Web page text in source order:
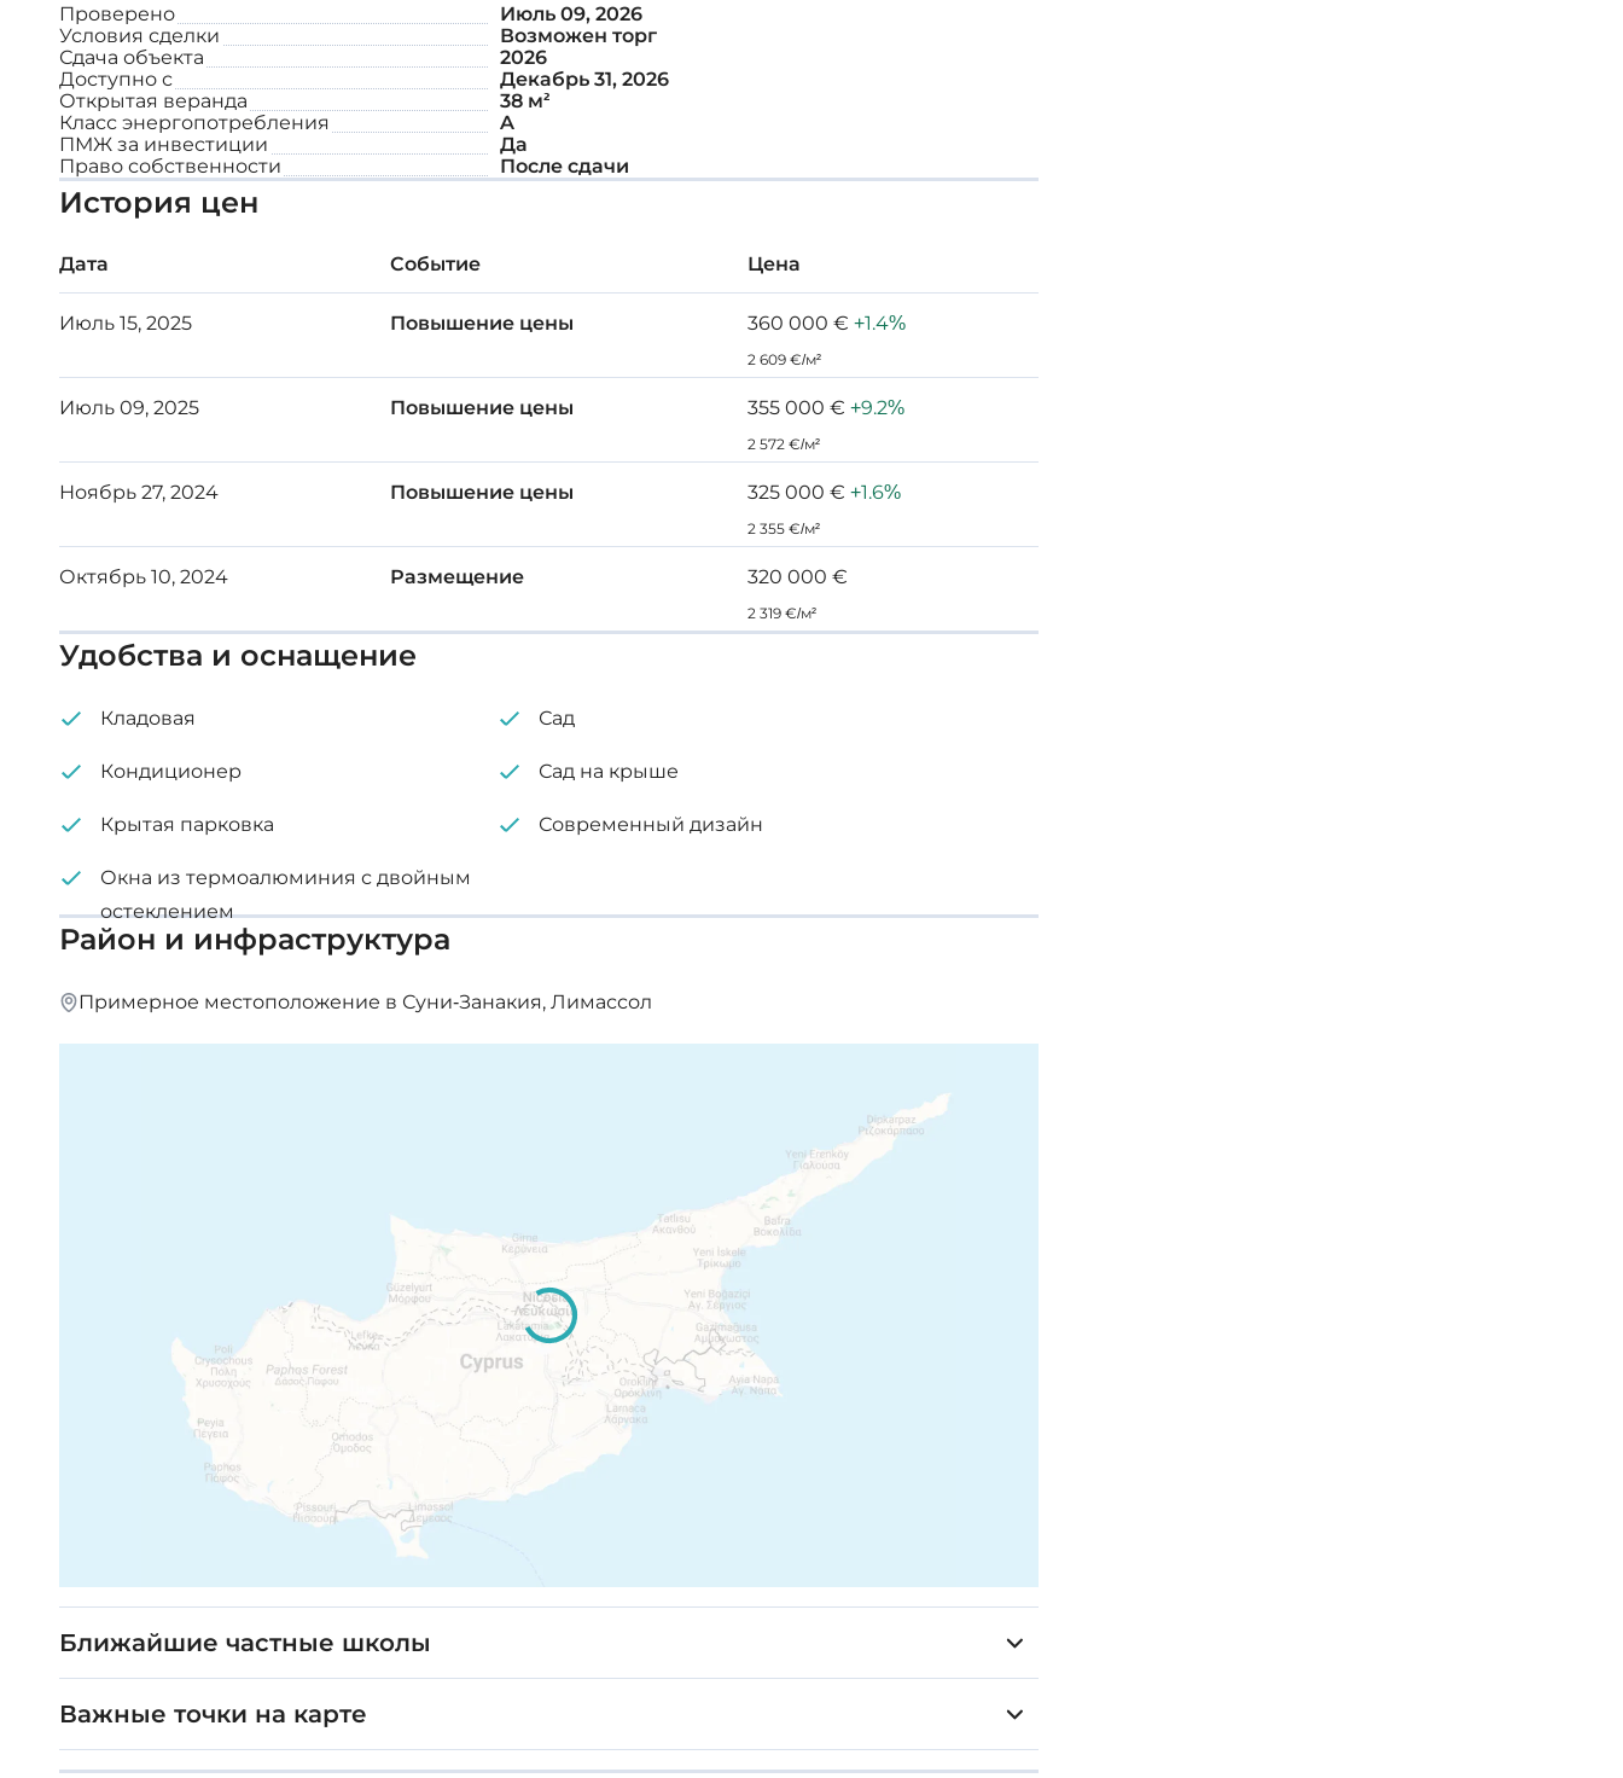
Дополнительные возможности:
Крытая парковка
Сад
Цена: €360,000 - 395,000 + НДС
Проверено
Июль 09, 2026
Условия сделки
Возможен торг
Сдача объекта
2026
Доступно с
Декабрь 31, 2026
Открытая веранда
38 м²
Класс энергопотребления
A
ПМЖ за инвестиции
Да
Право собственности
После сдачи
История цен
Дата Событие Цена
Июль 15, 2025 Повышение цены 360 000 € +1.4%
2 609 €/м²
Июль 09, 2025 Повышение цены 355 000 € +9.2%
2 572 €/м²
Ноябрь 27, 2024 Повышение цены 325 000 € +1.6%
2 355 €/м²
Октябрь 10, 2024 Размещение 320 000 €
2 319 €/м²
Удобства и оснащение
Кладовая
Кондиционер
Крытая парковка
Окна из термоалюминия с двойным
остеклением
Сад
Сад на крыше
Современный дизайн
Район и инфраструктура
Примерное местоположение в Суни-Занакия, Лимассол
Ближайшие частные школы
Важные точки на карте